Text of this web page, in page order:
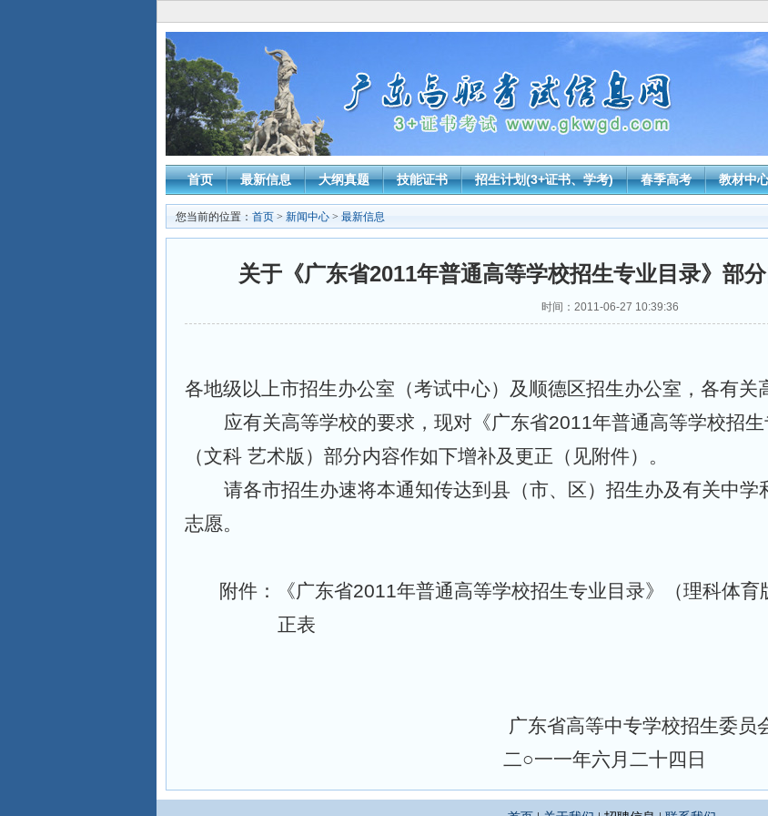
首页 最新信息 大纲真题 技能证书 招生计划(3+证书、学考) 春季高考 教材中
您当前的位置： 首页 > 新闻中心 > 最新信息
关于《广东省2011年普通高等学校招生专业目录》部
时间：2011-06-27 10:39:36
各地级以上市招生办公室（考试中心）及顺德区招生办公室，各有关
应有关高等学校的要求，现对《广东省2011年普通高等学校招
（文科 艺术版）部分内容作如下增补及更正（见附件）。
请各市招生办速将本通知传达到县（市、区）招生办及有关中学
志愿。
附件：《广东省2011年普通高等学校招生专业目录》（理科体
正表
广东省高等中专学校招生委员
二○一一年六月二十四日